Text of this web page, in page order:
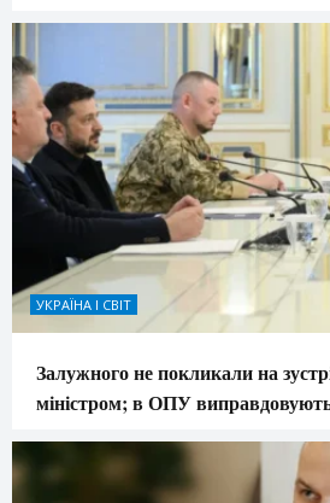
УКРАЇНА І СВІТ
Залужного не покликали на
міністром; в ОПУ